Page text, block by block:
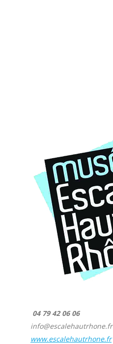
04 79 42 06 06
info@escalehautrhone.fr
www.escalehautrhone.fr